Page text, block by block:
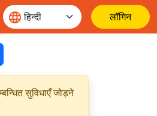
लॉगिन
सुविधाएँ जोड़ने